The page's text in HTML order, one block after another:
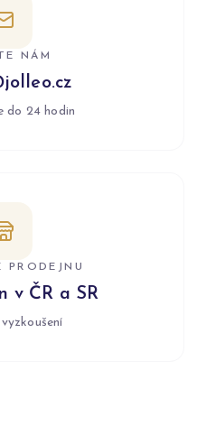
NÁM
do 24 hodin
PRODEJNU
v ČR a SR